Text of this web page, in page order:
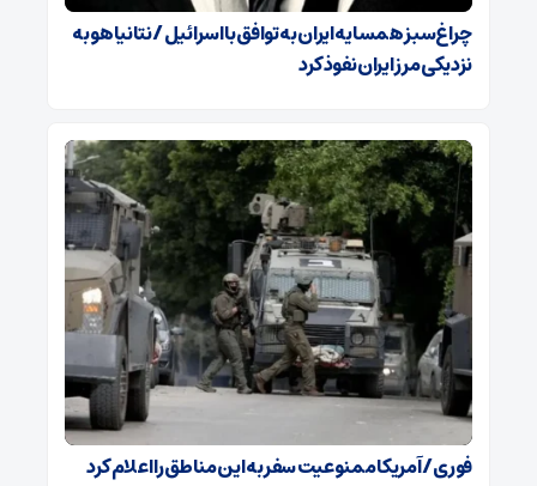
چراغ‌سبز همسایه ایران به توافق با اسرائیل / نتانیاهو به
نزدیکی مرز ایران نفوذ کرد
فوری / آمریکا ممنوعیت سفر به این مناطق را اعلام کرد